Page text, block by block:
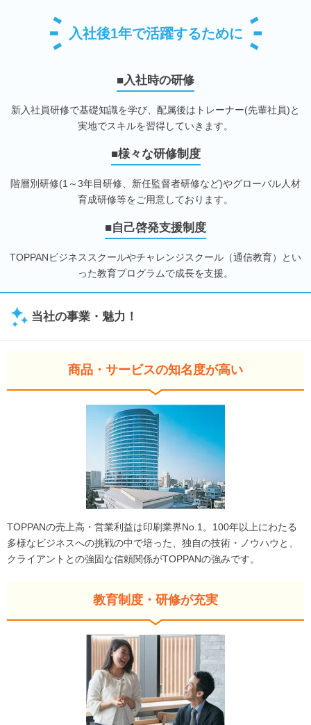
入社後1年で活躍するために
■入社時の研修
新入社員研修で基礎知識を学び、配属後はトレーナー(先輩社員)と
実地でスキルを習得していきます。
■様々な研修制度
階層別研修(1～3年目研修、新任監督者研修など)やグローバル人材
育成研修等をご用意しております。
■自己啓発支援制度
TOPPANビジネススクールやチャレンジスクール（通信教育）とい
った教育プログラムで成長を支援。
当社の事業・魅力！
商品・サービスの知名度が高い
TOPPANの売上高・営業利益は印刷業界No.1。100年以上にわたる
多様なビジネスへの挑戦の中で培った、独自の技術・ノウハウと、
クライアントとの強固な信頼関係がTOPPANの強みです。
教育制度・研修が充実